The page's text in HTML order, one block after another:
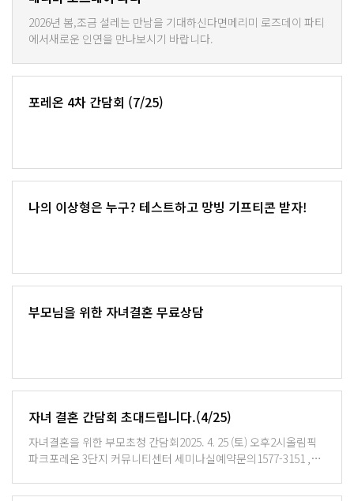
2026년 봄,조금 설레는 만남을 기대하신다면메리미 로즈데이 파티
에서새로운 인연을 만나보시기 바랍니다.
포레온 4차 간담회 (7/25)
나의 이상형은 누구? 테스트하고 망빙 기프티콘 받자!
부모님을 위한 자녀결혼 무료상담
자녀 결혼 간담회 초대드립니다.(4/25)
자녀결혼을 위한 부모초청 간담회2025. 4. 25 (토) 오후2시올림픽
파크포레온 3단지 커뮤니티센터 세미나실예약문의1577-3151 ,